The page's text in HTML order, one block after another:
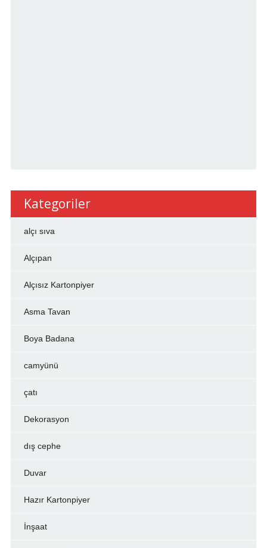
Kategoriler
alçı sıva
Alçıpan
Alçısız Kartonpiyer
Asma Tavan
Boya Badana
camyünü
çatı
Dekorasyon
dış cephe
Duvar
Hazır Kartonpiyer
İnşaat